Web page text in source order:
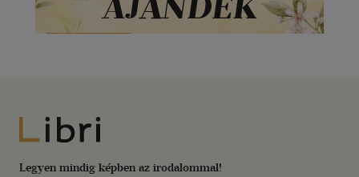
Libri
Legyen mindig képben az irodalommal!